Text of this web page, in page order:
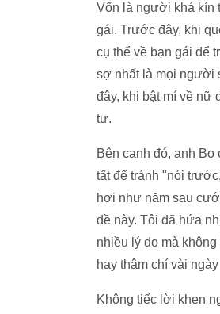
Vốn là người khá kín
gái. Trước đây, khi
cụ thể về bạn gái để
sợ nhất là mọi người
đây, khi bật mí về nữ
tư.
Bên cạnh đó, anh
tất để tránh "nói
hơi như năm sau
đề này. Tôi đã hứa
nhiều lý do mà
hay thậm chí vài
Không tiếc lời khen